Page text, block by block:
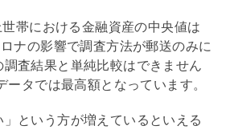
帯における金融資産の中央値は
ナの影響で調査方法が郵送のみに
査結果と単純比較はできません
ータでは最高額となっています。
」という方が増えているといえる